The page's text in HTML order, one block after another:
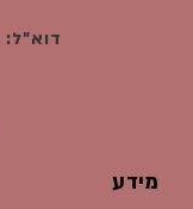
דוא"ל:
מידע